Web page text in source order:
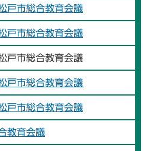
市総合教育会議
市総合教育会議
市総合教育会議
市総合教育会議
市総合教育会議
教育会議